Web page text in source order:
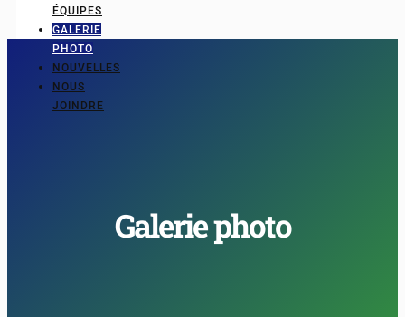
ÉQUIPES
GALERIE
PHOTO
NOUVELLES
NOUS
JOINDRE
Galerie photo